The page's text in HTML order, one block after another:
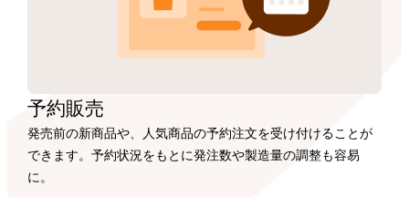
予約販売
発売前の新商品や、人気商品の予約注文を受け付けることが
できます。予約状況をもとに発注数や製造量の調整も容易
に。